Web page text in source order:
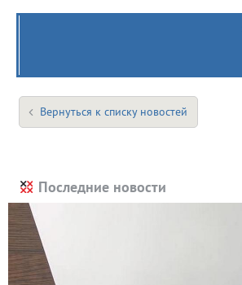
Вернуться к списку новостей
Последние новости